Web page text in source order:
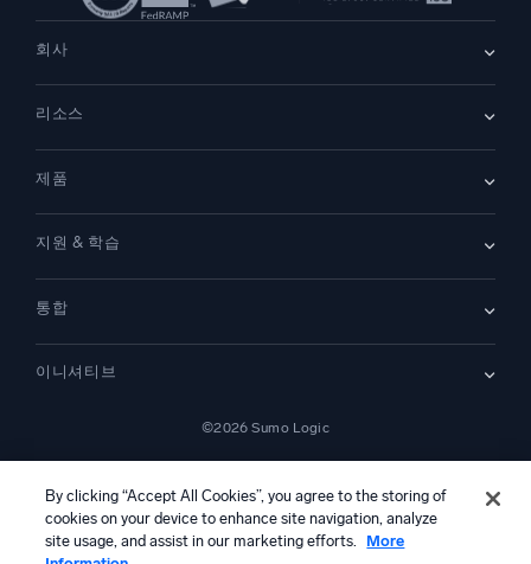
회사
채용 채용 중
리더십
뉴스룸
문의하기
리소스
고객 사례
데모
제품
SIEM
보안을 위한 로그
모니터링 및 문제 해결
비교하기
지원 & 학습
커뮤니티
지원
플랫폼 상태
통합
Amazon S3 Audit
PCI 규정 준수
전체 보기
이니셔티브
디지털 고객 경험
도구 통합
©2026 Sumo Logic
—
캘리포니아 개인정보 보호 고지AI 지침한국어
By clicking “Accept All Cookies”, you agree to the storing of
cookies on your device to enhance site navigation, analyze
site usage, and assist in our marketing efforts.
More